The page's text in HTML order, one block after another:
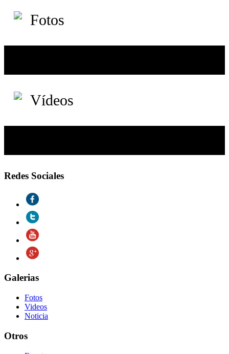
Fotos
Vídeos
Redes Sociales
Galerias
Fotos
Videos
Noticia
Otros